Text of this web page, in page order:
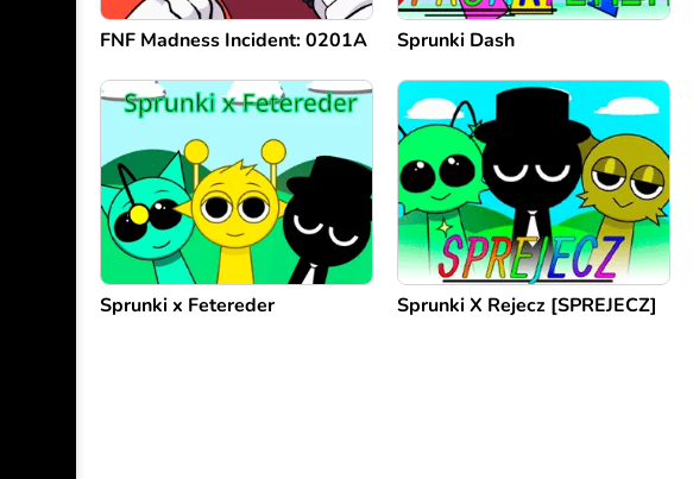
FNF Madness Incident: 0201A Sprunki Dash
Sprunki x Fetereder Sprunki X Rejecz [SPREJECZ]